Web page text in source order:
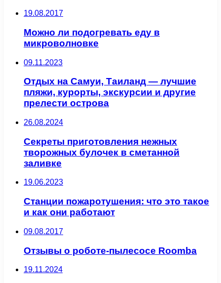
19.08.2017
Можно ли подогревать еду в
микроволновке
09.11.2023
Отдых на Самуи, Таиланд — лучшие
пляжи, курорты, экскурсии и другие
прелести острова
26.08.2024
Секреты приготовления нежных
творожных булочек в сметанной
заливке
19.06.2023
Станции пожаротушения: что это такое
и как они работают
09.08.2017
Отзывы о роботе-пылесосе Roomba
19.11.2024